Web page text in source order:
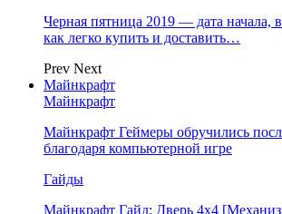
Черная пятница 2019 — дата начала,
как легко купить и доставить…
Prev Next
Майнкрафт
Майнкрафт
Майнкрафт Геймеры обручились
благодаря компьютерной игре
Гайды
Майнкрафт Гайд: Дверь 4х4